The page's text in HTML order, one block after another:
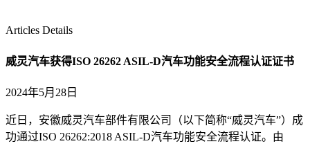
Articles Details
威灵汽车获得ISO 26262 ASIL-D汽车功能安全流程认证证书
2024年5月28日
近日，安徽威灵汽车部件有限公司（以下简称“威灵汽车”）成
功通过ISO 26262:2018 ASIL-D汽车功能安全流程认证。由